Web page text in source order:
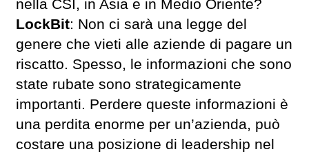
nella CSI, in Asia e in Medio Oriente?
LockBit: Non ci sarà una legge del
genere che vieti alle aziende di pagare un
riscatto. Spesso, le informazioni che sono
state rubate sono strategicamente
importanti. Perdere queste informazioni è
una perdita enorme per un’azienda, può
costare una posizione di leadership nel